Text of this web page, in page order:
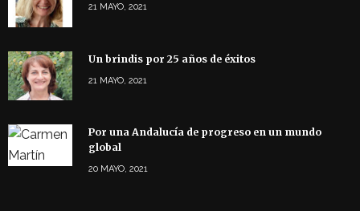
21 MAYO, 2021
Un brindis por 25 años de éxitos
21 MAYO, 2021
Por una Andalucía de progreso en un mundo
global
20 MAYO, 2021